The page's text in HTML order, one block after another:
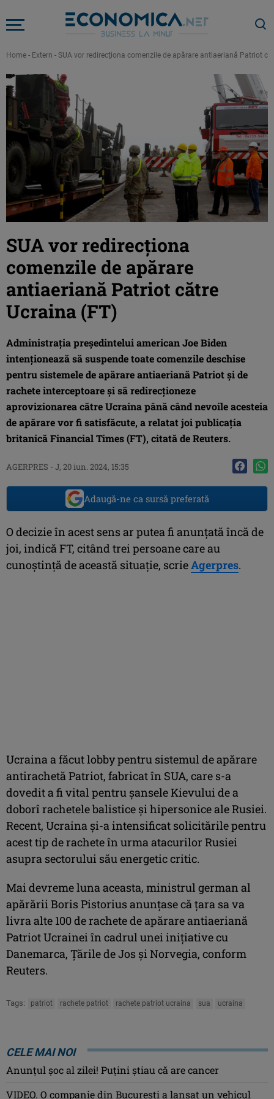
Home - Extern - SUA vor redirecţiona comenzile de apărare antiaeriană Patriot
SUA vor redirecţiona
comenzile de apărare
antiaeriană Patriot către
Ucraina (FT)
Administraţia preşedintelui american Joe Biden
intenţionează să suspende toate comenzile deschise
pentru sistemele de apărare antiaeriană Patriot şi de
rachete interceptoare şi să redirecţioneze
aprovizionarea către Ucraina până când nevoile acesteia
de apărare vor fi satisfăcute, a relatat joi publicaţia
britanică Financial Times (FT), citată de Reuters.
AGERPRES - J, 20 iun. 2024, 15:35
Adaugă-ne ca sursă preferată
O decizie în acest sens ar putea fi anunţată încă de
joi, indică FT, citând trei persoane care au
cunoştinţă de această situaţie, scrieAgerpres.
Ucraina a făcut lobby pentru sistemul de apărare
antirachetă Patriot, fabricat în SUA, care s-a
dovedit a fi vital pentru şansele Kievului de a
doborî rachetele balistice şi hipersonice ale Rusiei.
Recent, Ucraina şi-a intensificat solicitările pentru
acest tip de rachete în urma atacurilor Rusiei
asupra sectorului său energetic critic.
Mai devreme luna aceasta, ministrul german al
apărării Boris Pistorius anunţase că ţara sa va
livra alte 100 de rachete de apărare antiaeriană
Patriot Ucrainei în cadrul unei iniţiative cu
Danemarca, Ţările de Jos şi Norvegia, conform
Reuters.
Tags: patriot rachete patriot rachete patriot ucraina sua ucraina
CELE MAI NOI
Anunţul şoc al zilei! Puţini ştiau că are cancer
VIDEO. O companie din București a lansat un vehicul